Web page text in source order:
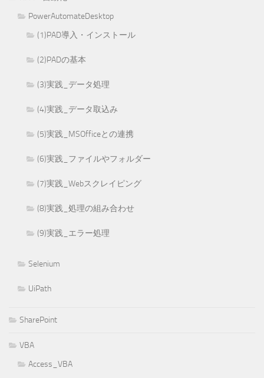
PowerAutomateDesktop
(1)PAD導入・インストール
(2)PADの基本
(3)実践_データ処理
(4)実践_データ取込み
(5)実践_MSOfficeとの連携
(6)実践_ファイルやフォルダー
(7)実践_Webスクレイピング
(8)実践_処理の組み合わせ
(9)実践_エラー処理
Selenium
UiPath
SharePoint
VBA
Access_VBA